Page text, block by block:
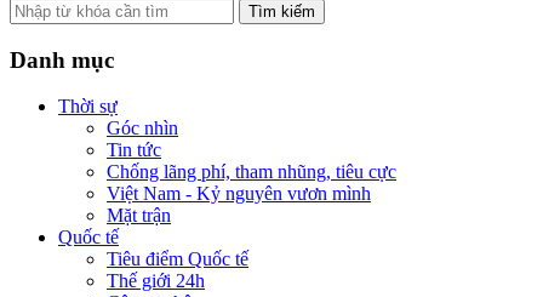
Tìm kiếm
Danh mục
Thời sự
Góc nhìn
Tin tức
Chống lãng phí, tham nhũng, tiêu cực
Việt Nam - Kỷ nguyên vươn mình
Mặt trận
Quốc tế
Tiêu điểm Quốc tế
Thế giới 24h